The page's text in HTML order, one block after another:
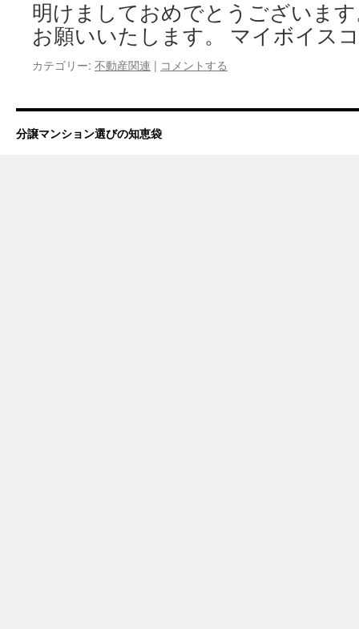
明けましておめでとうございま
お願いいたします。 マイボイス
カテゴリー: 不動産関連 | コメントする
分譲マンション選びの知恵袋